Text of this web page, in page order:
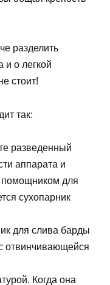
разделить
о легкой
стоит!
так:
разведенный
аппарата и
помощником для
сухопарник
для слива барды
отвинчивающейся
Когда она